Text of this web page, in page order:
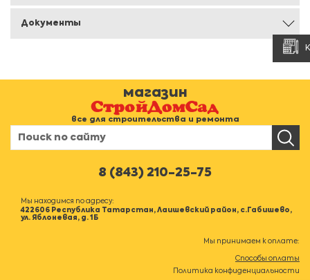
Документы
магазин
все для строительства и ремонта
8 (843) 210-25-75
Мы находимся по адресу:
422606 Республика Татарстан, Лаишевский район, с.Габишево,
ул. Яблоневая, д. 1Б
Мы принимаем к оплате:
Способы оплаты
Политика конфиденциальности